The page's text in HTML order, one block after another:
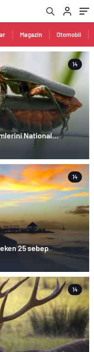
Magazin Otomobil
14
National
14
25 sebep
14